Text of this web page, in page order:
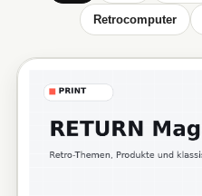
Retrocomputer